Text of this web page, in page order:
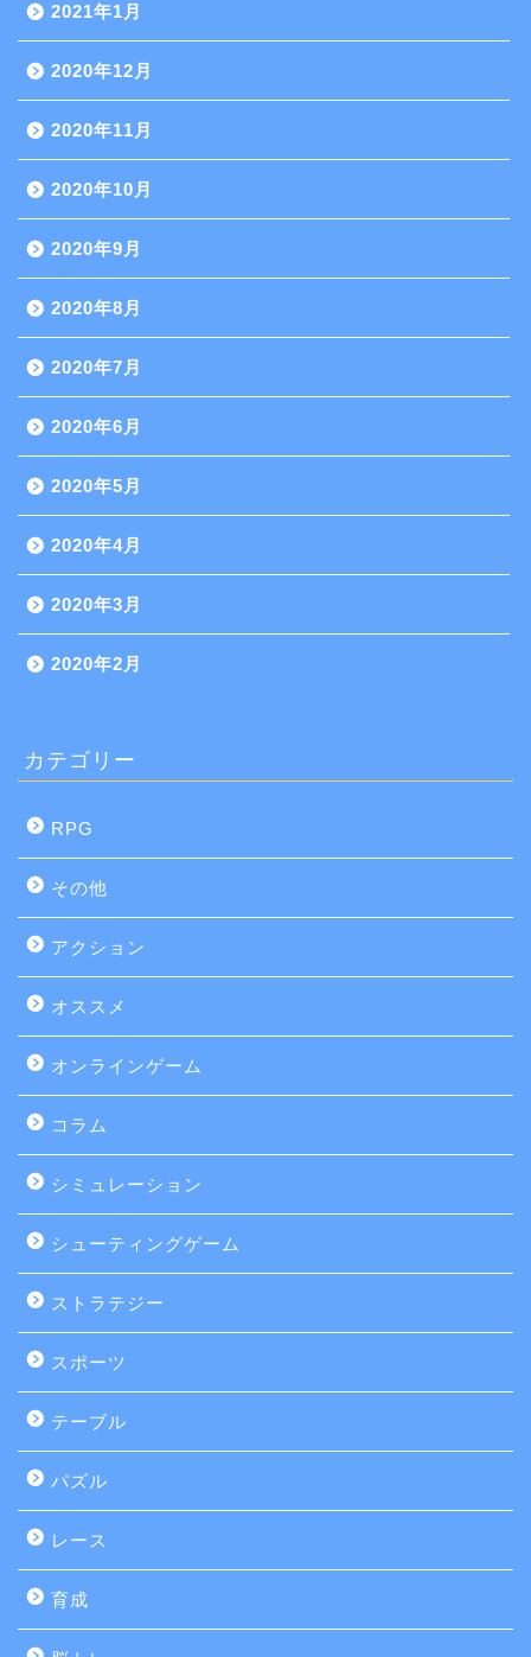
2021年1月
2020年12月
2020年11月
2020年10月
2020年9月
2020年8月
2020年7月
2020年6月
2020年5月
2020年4月
2020年3月
2020年2月
カテゴリー
RPG
その他
アクション
オススメ
オンラインゲーム
コラム
シミュレーション
シューティングゲーム
ストラテジー
スポーツ
テーブル
パズル
レース
育成